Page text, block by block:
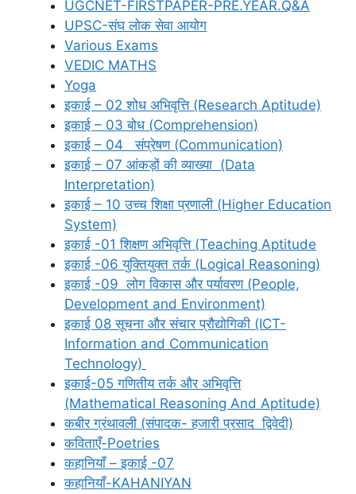
UGCNET-FIRSTPAPER-PRE.YEAR.Q&A
UPSC-संघ लोक सेवा आयोग
Various Exams
VEDIC MATHS
Yoga
इकाई – 02 शोध अभिवृत्ति (Research Aptitude)
इकाई – 03 बोध (Comprehension)
इकाई – 04 संप्रेषण (Communication)
इकाई – 07 आंकड़ों की व्याख्या (Data
Interpretation)
इकाई – 10 उच्च शिक्षा प्रणाली (Higher Education
System)
इकाई -01 शिक्षण अभिवृत्ति (Teaching Aptitude
इकाई -06 युक्तियुक्त तर्क (Logical Reasoning)
इकाई -09 लोग विकास और पर्यावरण (People,
Development and Environment)
इकाई 08 सूचना और संचार प्रौद्योगिकी (ICT-
Information and Communication
Technology)
इकाई-05 गणितीय तर्क और अभिवृत्ति
(Mathematical Reasoning And Aptitude)
कबीर ग्रंथावली (संपादक- हजारी प्रसाद द्विवेदी)
कविताएँ-Poetries
कहानियाँ – इकाई -07
कहानियाँ-KAHANIYAN